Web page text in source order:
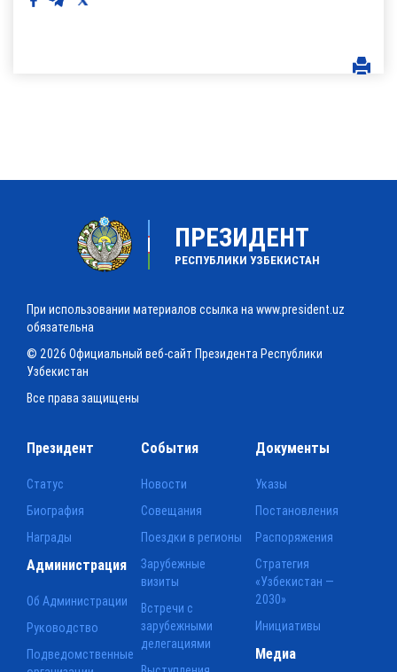
ПРЕЗИДЕНТ
РЕСПУБЛИКИ УЗБЕКИСТАН
При использовании материалов ссылка на www.president.uz
обязательна
© 2026 Официальный веб-сайт Президента Республики
Узбекистан
Все права защищены
Президент
Статус
Биография
Награды
События
Новости
Совещания
Поездки в регионы
Зарубежные
визиты
Встречи с
зарубежными
делегациями
Документы
Указы
Постановления
Распоряжения
Стратегия
«Узбекистан —
2030»
Инициативы
Администрация
Об Администрации
Руководство
Подведомственные
Медиа